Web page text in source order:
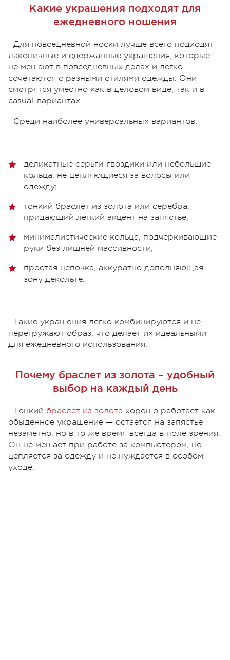
Какие украшения подходят для
ежедневного ношения
Для повседневной носки лучше всего подходят
лаконичные и сдержанные украшения, которые
не мешают в повседневных делах и легко
сочетаются с разными стилями одежды. Они
смотрятся уместно как в деловом виде, так и в
casual-вариантах.
Среди наиболее универсальных вариантов:
деликатные серьги-гвоздики или небольшие
кольца, не цепляющиеся за волосы или
одежду;
тонкий браслет из золота или серебра,
придающий легкий акцент на запястье;
минималистические кольца, подчеркивающие
руки без лишней массивности;
простая цепочка, аккуратно дополняющая
зону декольте.
Такие украшения легко комбинируются и не
перегружают образ, что делает их идеальными
для ежедневного использования.
Почему браслет из золота – удобный
выбор на каждый день
Тонкий браслет из золота хорошо работает как
обыденное украшение — остается на запястье
незаметно, но в то же время всегда в поле зрения.
Он не мешает при работе за компьютером, не
цепляется за одежду и не нуждается в особом
уходе.